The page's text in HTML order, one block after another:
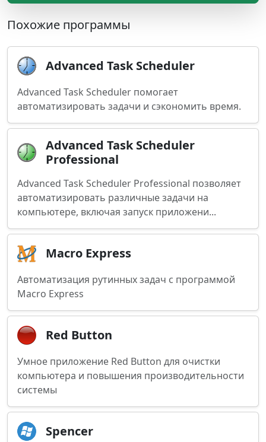
Похожие программы
Advanced Task Scheduler
Advanced Task Scheduler помогает
автоматизировать задачи и сэкономить время.
Advanced Task Scheduler
Professional
Advanced Task Scheduler Professional позволяет
автоматизировать различные задачи на
компьютере, включая запуск приложени...
Macro Express
Автоматизация рутинных задач с программой
Macro Express
Red Button
Умное приложение Red Button для очистки
компьютера и повышения производительности
системы
Spencer